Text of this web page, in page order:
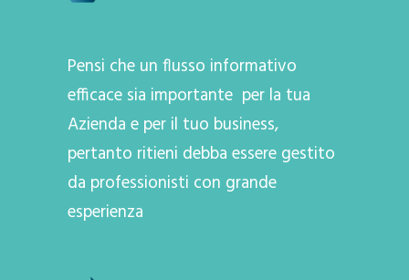
Pensi che un flusso informativo
efficace sia importante per la tua
Azienda e per il tuo business,
pertanto ritieni debba essere gestito
da professionisti con grande
esperienza